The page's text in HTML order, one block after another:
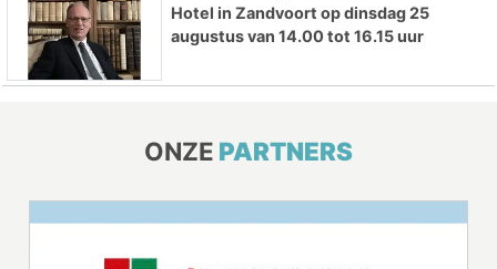
Hotel in Zandvoort op dinsdag 25
augustus van 14.00 tot 16.15 uur
ONZE PARTNERS